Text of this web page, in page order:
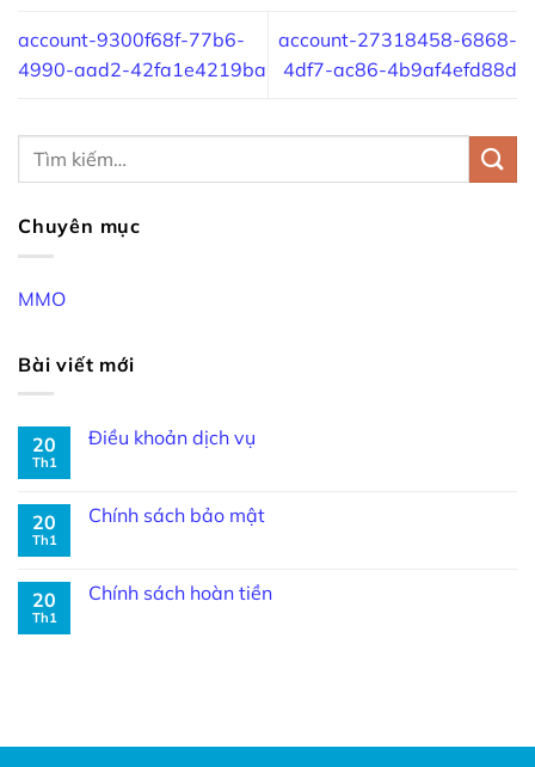
account-9300f68f-77b6-
4990-aad2-42fa1e4219ba
account-27318458-6868-
4df7-ac86-4b9af4efd88d
Chuyên mục
MMO
Bài viết mới
20
Th1
Điều khoản dịch vụ
20
Th1
Chính sách bảo mật
20
Th1
Chính sách hoàn tiền